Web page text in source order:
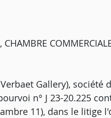
CHAMBRE
Gallery),
n° J 23-20.225
11), dans le litige